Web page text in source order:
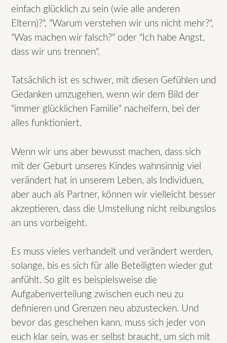
einfach glücklich zu sein (wie alle anderen
Eltern)?", "Warum verstehen wir uns nicht mehr?",
"Was machen wir falsch?" oder "Ich habe Angst,
dass wir uns trennen".
Tatsächlich ist es schwer, mit diesen Gefühlen und
Gedanken umzugehen, wenn wir dem Bild der
"immer glücklichen Familie" nacheifern, bei der
alles funktioniert.
Wenn wir uns aber bewusst machen, dass sich
mit der Geburt unseres Kindes wahnsinnig viel
verändert hat in unserem Leben, als Individuen,
aber auch als Partner, können wir vielleicht besser
akzeptieren, dass die Umstellung nicht reibungslos
an uns vorbeigeht.
Es muss vieles verhandelt und verändert werden,
solange, bis es sich für alle Beteiligten wieder gut
anfühlt. So gilt es beispielsweise die
Aufgabenverteilung zwischen euch neu zu
definieren und Grenzen neu abzustecken. Und
bevor das geschehen kann, muss sich jeder von
euch klar sein, was er selbst braucht, um sich mit